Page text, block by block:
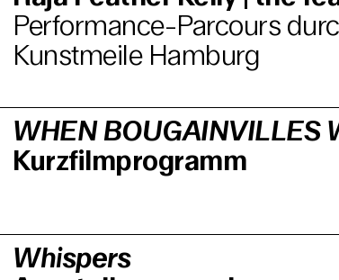
Performance-Parcours
Kunstmeile Hamburg
WHEN BOUGAINVILLES
Kurzfilmprogramm
Whispers